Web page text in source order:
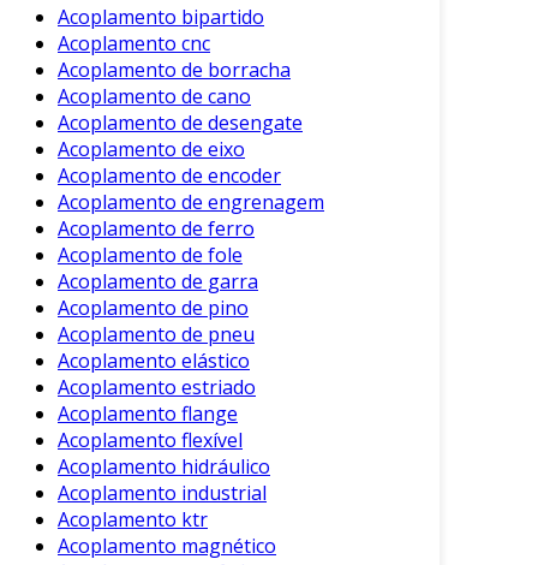
Além disso, o sistema de pinos possibilita a
desconexão fácil e rápida. Isso é
particularmente vantajoso em sistemas onde a
manutenção e as trocas de peças são
frequentes.
Características do Acoplamento de
Pino
As características dos acoplamentos de pino
variam conforme o modelo e a aplicação.
Contudo, algumas características comuns
incluem:
Alinhamento Simples
acoplamento permite um fácil
alinhamento entre os eixos.
Facilidade de Instalação
rápida e não requer ferramentas
Acoplamento bipartido
Acoplamento cnc
Acoplamento de borracha
Acoplamento de cano
Acoplamento de desengate
Acoplamento de eixo
Acoplamento de encoder
Acoplamento de engrenagem
Acoplamento de ferro
Acoplamento de fole
Acoplamento de garra
Acoplamento de pino
Acoplamento de pneu
Acoplamento elástico
Acoplamento estriado
Acoplamento flange
Acoplamento flexível
Acoplamento hidráulico
Acoplamento industrial
Acoplamento ktr
Acoplamento magnético